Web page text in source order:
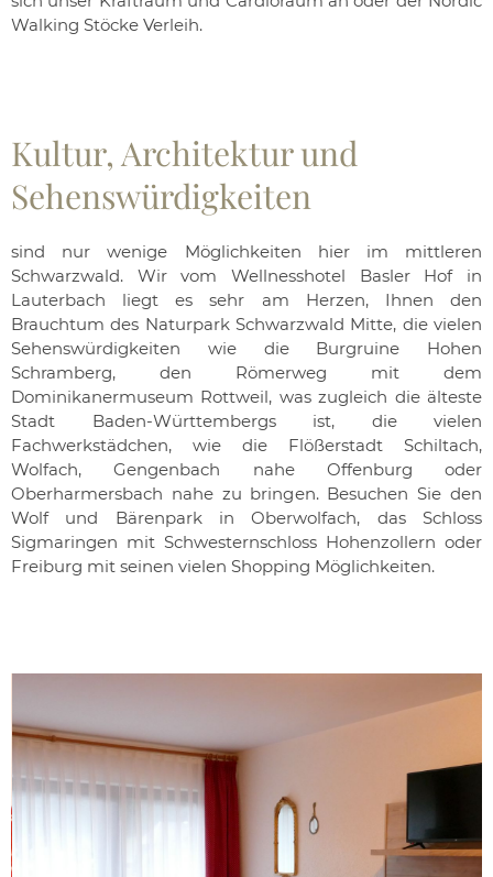
Walking Stöcke Verleih.
Kultur, Architektur und
Sehenswürdigkeiten
sind nur wenige Möglichkeiten hier im mittleren
Schwarzwald. Wir vom Wellnesshotel Basler Hof in
Lauterbach liegt es sehr am Herzen, Ihnen den
Brauchtum des Naturpark Schwarzwald Mitte, die vielen
Sehenswürdigkeiten wie die Burgruine Hohen
Schramberg, den Römerweg mit dem
Dominikanermuseum Rottweil, was zugleich die älteste
Stadt Baden-Württembergs ist, die vielen
Fachwerkstädchen, wie die Flößerstadt Schiltach,
Wolfach, Gengenbach nahe Offenburg oder
Oberharmersbach nahe zu bringen. Besuchen Sie den
Wolf und Bärenpark in Oberwolfach, das Schloss
Sigmaringen mit Schwesternschloss Hohenzollern oder
Freiburg mit seinen vielen Shopping Möglichkeiten.